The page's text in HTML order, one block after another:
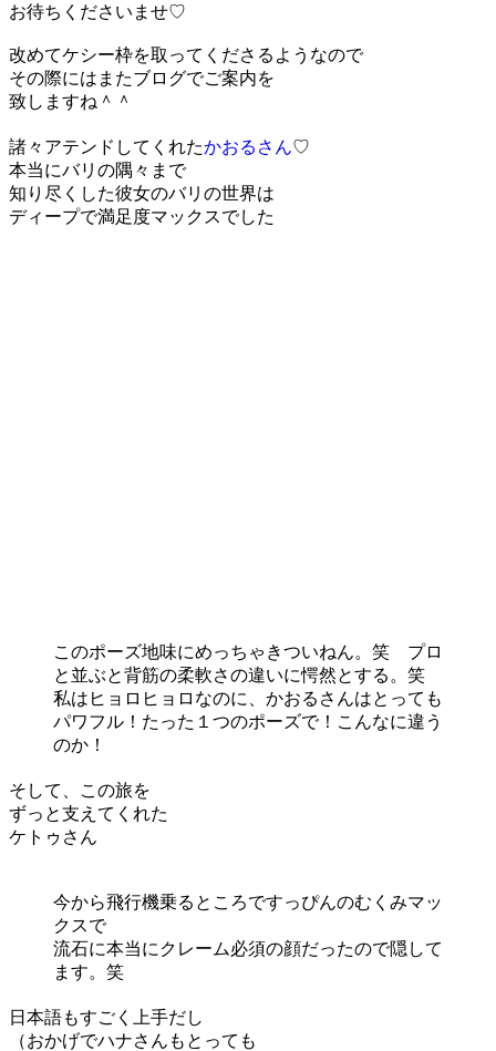
お待ちくださいませ♡
改めてケシー枠を取ってくださるようなので
その際にはまたブログでご案内を
致しますね＾＾
諸々アテンドしてくれたかおるさん♡
本当にバリの隅々まで
知り尽くした彼女のバリの世界は
ディープで満足度マックスでした
このポーズ地味にめっちゃきついねん。笑 プロ
と並ぶと背筋の柔軟さの違いに愕然とする。笑
私はヒョロヒョロなのに、かおるさんはとっても
パワフル！たった１つのポーズで！こんなに違う
のか！
そして、この旅を
ずっと支えてくれた
ケトゥさん
今から飛行機乗るところですっぴんのむくみマッ
クスで
流石に本当にクレーム必須の顔だったので隠して
ます。笑
日本語もすごく上手だし
（おかげでハナさんもとっても